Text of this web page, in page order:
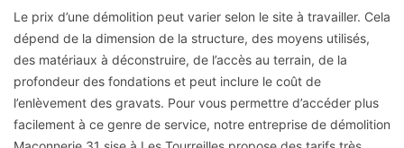
Le prix d’une démolition peut varier selon le site à travailler. Cela
dépend de la dimension de la structure, des moyens utilisés,
des matériaux à déconstruire, de l’accès au terrain, de la
profondeur des fondations et peut inclure le coût de
l’enlèvement des gravats. Pour vous permettre d’accéder plus
facilement à ce genre de service, notre entreprise de démolition